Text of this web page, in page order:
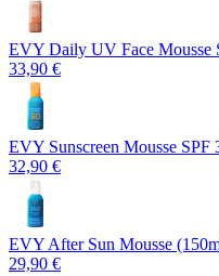
EVY Daily UV Face Mousse
33,90 €
EVY Sunscreen Mousse SPF
32,90 €
EVY After Sun Mousse
29,90 €